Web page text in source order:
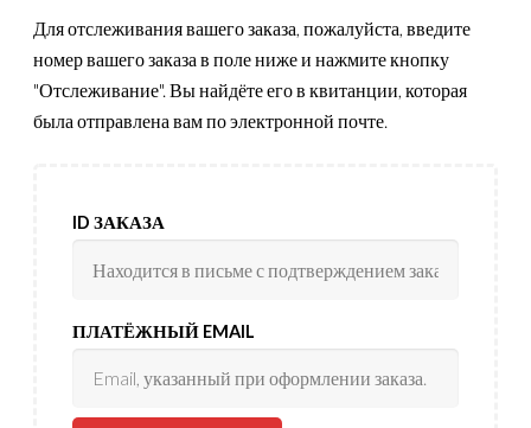
Для отслеживания вашего заказа, пожалуйста, введите
номер вашего заказа в поле ниже и нажмите кнопку
"Отслеживание". Вы найдёте его в квитанции, которая
была отправлена вам по электронной почте.
ID ЗАКАЗА
ПЛАТЁЖНЫЙ EMAIL